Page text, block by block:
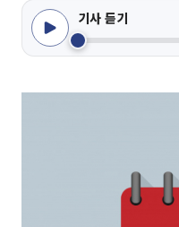
기사 듣기